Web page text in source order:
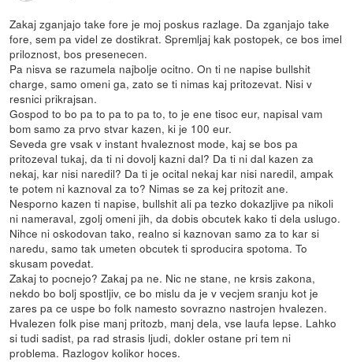
Zakaj zganjajo take fore je moj poskus razlage. Da zganjajo take
fore, sem pa videl ze dostikrat. Spremljaj kak postopek, ce bos imel
priloznost, bos presenecen.
Pa nisva se razumela najbolje ocitno. On ti ne napise bullshit
charge, samo omeni ga, zato se ti nimas kaj pritozevat. Nisi v
resnici prikrajsan.
Gospod to bo pa to pa to pa to, to je ene tisoc eur, napisal vam
bom samo za prvo stvar kazen, ki je 100 eur.
Seveda gre vsak v instant hvaleznost mode, kaj se bos pa
pritozeval tukaj, da ti ni dovolj kazni dal? Da ti ni dal kazen za
nekaj, kar nisi naredil? Da ti je ocital nekaj kar nisi naredil, ampak
te potem ni kaznoval za to? Nimas se za kej pritozit ane.
Nesporno kazen ti napise, bullshit ali pa tezko dokazljive pa nikoli
ni nameraval, zgolj omeni jih, da dobis obcutek kako ti dela uslugo.
Nihce ni oskodovan tako, realno si kaznovan samo za to kar si
naredu, samo tak umeten obcutek ti sproducira spotoma. To
skusam povedat.
Zakaj to pocnejo? Zakaj pa ne. Nic ne stane, ne krsis zakona,
nekdo bo bolj spostljiv, ce bo mislu da je v vecjem sranju kot je
zares pa ce uspe bo folk namesto sovrazno nastrojen hvalezen.
Hvalezen folk pise manj pritozb, manj dela, vse laufa lepse. Lahko
si tudi sadist, pa rad strasis ljudi, dokler ostane pri tem ni
problema. Razlogov kolikor hoces.